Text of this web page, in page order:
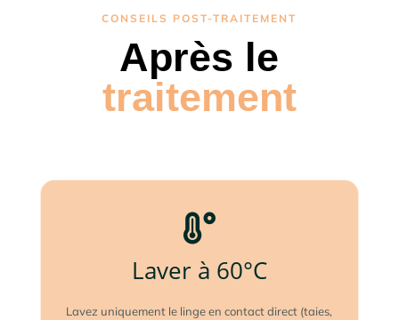
CONSEILS POST-TRAITEMENT
Après le
traitement
Laver à 60°C
Lavez uniquement le linge en contact direct (taies,